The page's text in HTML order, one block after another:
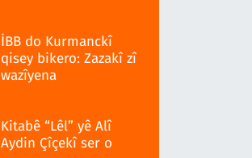
İBB do Kurmanckî
qisey bikero: Zazakî zî
wazîyena
Kitabê “Lêl” yê Alî
Aydin Çîçekî ser o